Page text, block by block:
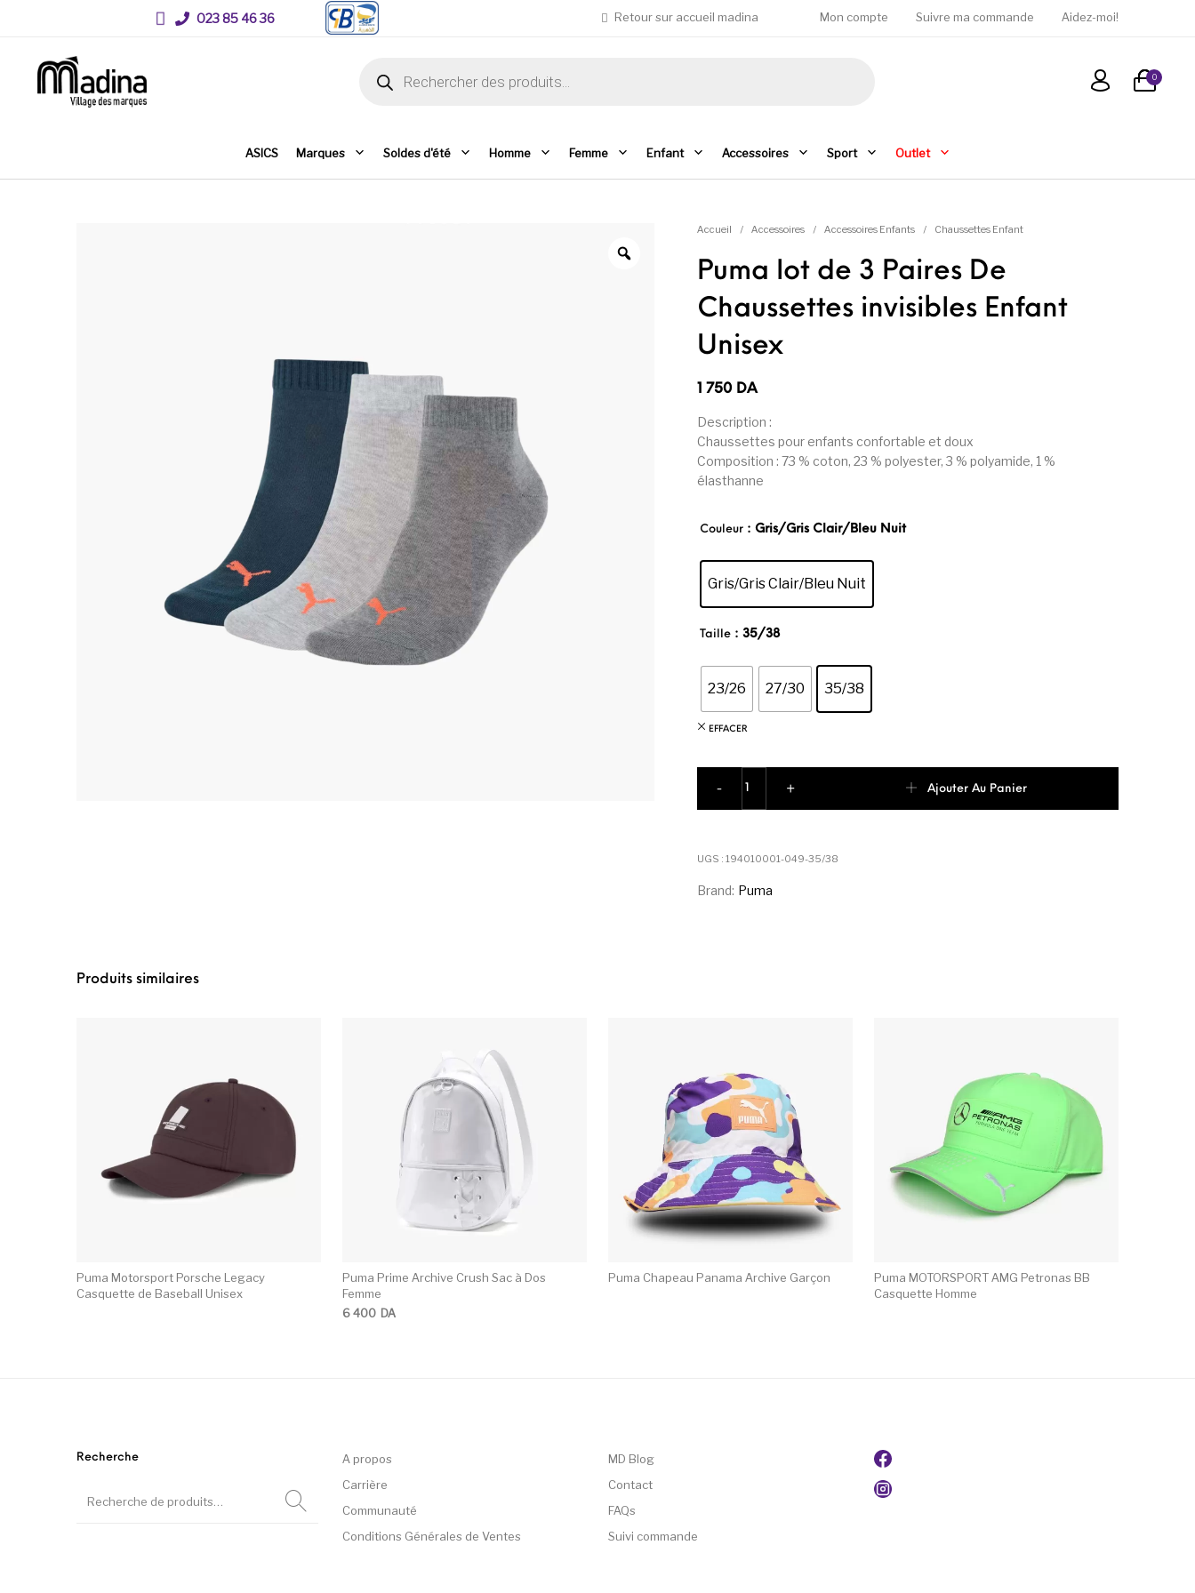
023 85 46 36 Retour sur accueil madina Mon compte Suivre ma commande Aidez-moi!
0
ASICS Marques Soldes d'été Homme Femme Enfant Accessoires Sport Outlet
Accueil / Accessoires / Accessoires Enfants / Chaussettes Enfant
Puma lot de 3 Paires De
Chaussettes invisibles Enfant
Unisex
1 750 DA
Description :
Chaussettes pour enfants confortable et doux
Composition : 73 % coton, 23 % polyester, 3 % polyamide, 1 %
élasthanne
Couleur : Gris/Gris Clair/Bleu Nuit
Gris/Gris Clair/Bleu Nuit
Taille : 35/38
23/26 27/30 35/38
EFFACER
-
+
Ajouter Au Panier
UGS : 194010001-049-35/38
Brand: Puma
Produits similaires
Puma Motorsport Porsche Legacy
Casquette de Baseball Unisex
Puma Prime Archive Crush Sac à Dos
Femme
6 400 DA
Puma Chapeau Panama Archive Garçon
Puma MOTORSPORT AMG Petronas BB
Casquette Homme
Recherche
A propos
Carrière
Communauté
Conditions Générales de Ventes
MD Blog
Contact
FAQs
Suivi commande